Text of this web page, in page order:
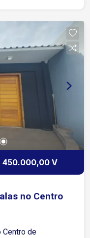
utilizado
Poço, garantindo
vias da
de
Raposo Tavares
e áreas
com rápida
uma visita.
450.000,00 V
no Centro
Centro de